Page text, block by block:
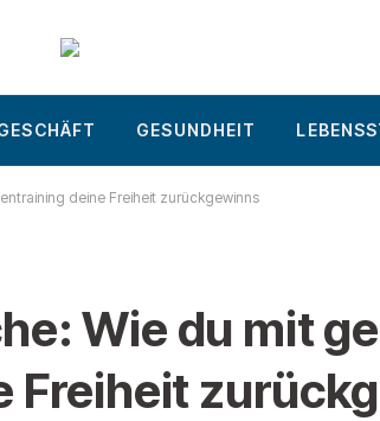
GESUNDHEIT
deine Freiheit zurückgewinns
Wie du mit
Freiheit